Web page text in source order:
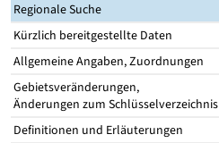
Regionale Suche
Kürzlich bereitgestellte Daten
Allgemeine Angaben, Zuordnungen
Gebietsveränderungen,
Änderungen zum Schlüsselverzeichnis
Definitionen und Erläuterungen